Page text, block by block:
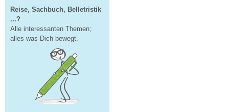
Reise, Sachbuch, Belletristik
...?
Alle interessanten Themen;
alles was Dich bewegt.